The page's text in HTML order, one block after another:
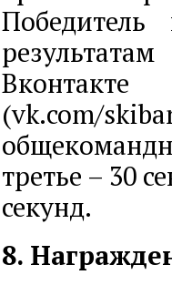
(vk.com/
третье – 30
секунд.
8.